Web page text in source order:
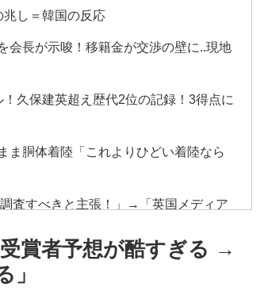
し＝韓国の反応
会長が示唆！移籍金が交渉の壁に..現地
久保建英超え歴代2位の記録！3得点に
ま胴体着陸「これよりひどい着陸なら
査すべきと主張！」→「英国メディア
最新SNSの数十年先を行っていたと
賞者予想が酷すぎる →
」